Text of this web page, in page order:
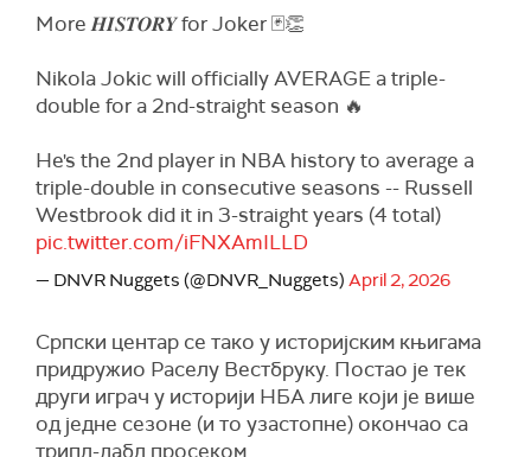
More 𝑯𝑰𝑺𝑻𝑶𝑹𝒀 for Joker 🃏👏
Nikola Jokic will officially AVERAGE a triple-
double for a 2nd-straight season 🔥
He's the 2nd player in NBA history to average a
triple-double in consecutive seasons -- Russell
Westbrook did it in 3-straight years (4 total)
pic.twitter.com/iFNXAmILLD
— DNVR Nuggets (@DNVR_Nuggets) April 2, 2026
Српски центар се тако у историјским књигама
придружио Раселу Вестбруку. Постао је тек
други играч у историји НБА лиге који је више
од једне сезоне (и то узастопне) окончао са
трипл-дабл просеком.